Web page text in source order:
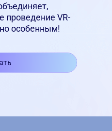
проведение VR-
особенным!